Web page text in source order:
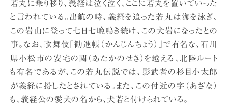
若丸に乗り移り、義経は泣く泣く、ここに若丸を置いていった
と言われている。出航の時、義経を追った若丸は海を泳ぎ、
この岩山に登って七日七晩鳴き続け、この犬岩になったとの
事。なお、歌舞伎「勧進帳（かんじんちょう）」で有名な、石川
県小松市の安宅の関（あたかのせき）を越える、北陸ルート
も有名であるが、この若丸伝説では、影武者の杉目小太郎
が義経に扮したとされている。また、この付近の字（あざな）
も、義経公の愛犬の名から、犬若と付けられている。